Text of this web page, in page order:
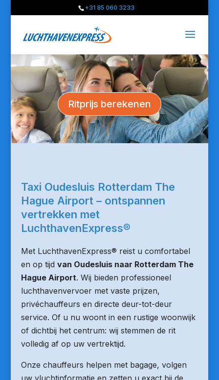
+31 85 060 3233
Ritprijs berekenen
Taxi Oudesluis Rotterdam The
Hague Airport – ontspannen
vertrekken met
LuchthavenExpress®
Met LuchthavenExpress® reist u comfortabel
en op tijd van Oudesluis naar Rotterdam The
Hague Airport. Wij bieden professioneel
luchthavenvervoer met vaste prijzen,
privéchauffeurs en directe deur-tot-deur
service. Of u nu woont in een rustige woonwijk
of dichtbij het centrum: wij stemmen de rit
volledig af op uw vertrektijd.
Onze chauffeurs helpen met bagage, volgen
uw vluchtinformatie en zetten u exact bij de